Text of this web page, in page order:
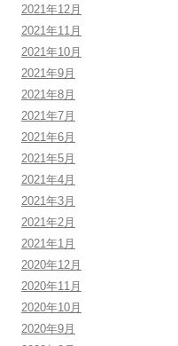
2021年12月
2021年11月
2021年10月
2021年9月
2021年8月
2021年7月
2021年6月
2021年5月
2021年4月
2021年3月
2021年2月
2021年1月
2020年12月
2020年11月
2020年10月
2020年9月